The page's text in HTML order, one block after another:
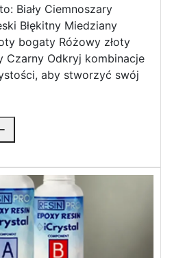
Biały Ciemnoszary
Błękitny Miedziany
bogaty Różowy złoty
Czarny Odkryj kombinacje
aby stworzyć swój